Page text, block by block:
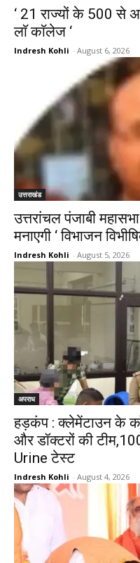
‘ 21 राज्यों के 500 से
लाॅ काॅलेज ‘
Indresh Kohli - August 6, 2026
उत्तराखंड
उत्तरांचल पंजाबी
मनाएगी ‘ विभाजन
Indresh Kohli - August 5, 2026
अपराध
हड़कंप : क्लेमेंटाउन के
और डॉक्टरों की
Urine टेस्ट
Indresh Kohli - August 4, 2026